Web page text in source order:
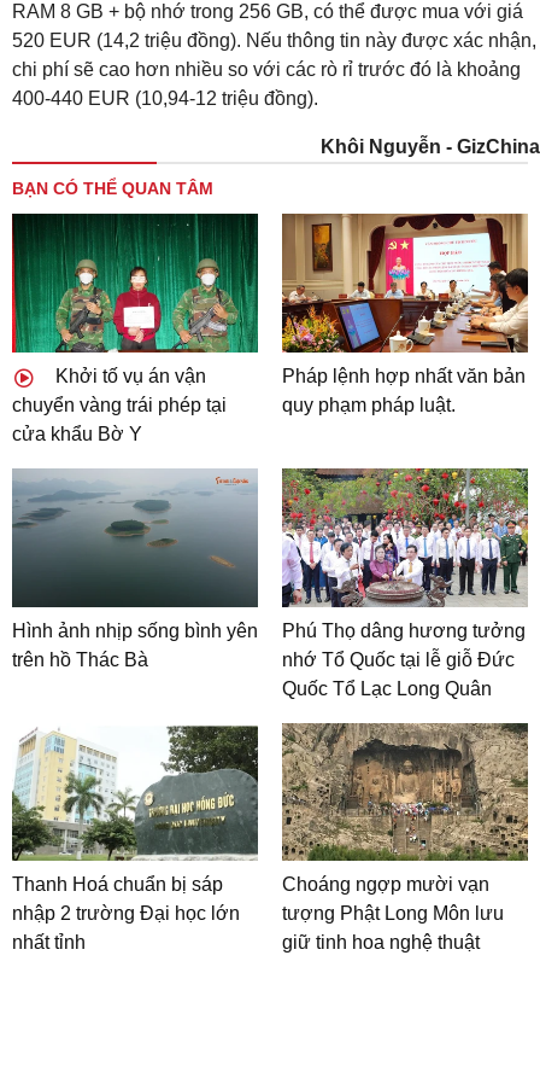
RAM 8 GB + bộ nhớ trong 256 GB, có thể được mua với giá
520 EUR (14,2 triệu đồng). Nếu thông tin này được xác nhận,
chi phí sẽ cao hơn nhiều so với các rò rỉ trước đó là khoảng
400-440 EUR (10,94-12 triệu đồng).
Khôi Nguyễn - GizChina
BẠN CÓ THỂ QUAN TÂM
Khởi tố vụ án vận
chuyển vàng trái phép tại
cửa khẩu Bờ Y
Pháp lệnh hợp nhất văn bản
quy phạm pháp luật.
Hình ảnh nhịp sống bình yên
trên hồ Thác Bà
Phú Thọ dâng hương tưởng
nhớ Tổ Quốc tại lễ giỗ Đức
Quốc Tổ Lạc Long Quân
Thanh Hoá chuẩn bị sáp
nhập 2 trường Đại học lớn
nhất tỉnh
Choáng ngợp mười vạn
tượng Phật Long Môn lưu
giữ tinh hoa nghệ thuật